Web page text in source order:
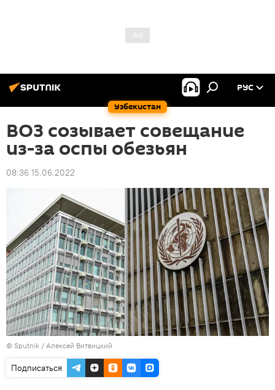
Узбекистан
РУС
ВОЗ созывает совещание
из-за оспы обезьян
08:36 15.06.2022
© Sputnik / Алексей Витвицкий
Подписаться